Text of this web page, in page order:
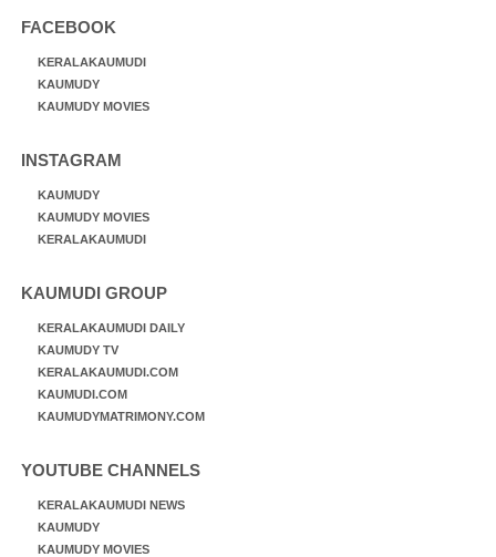
FACEBOOK
KERALAKAUMUDI
KAUMUDY
KAUMUDY MOVIES
INSTAGRAM
KAUMUDY
KAUMUDY MOVIES
KERALAKAUMUDI
KAUMUDI GROUP
KERALAKAUMUDI DAILY
KAUMUDY TV
KERALAKAUMUDI.COM
KAUMUDI.COM
KAUMUDYMATRIMONY.COM
YOUTUBE CHANNELS
KERALAKAUMUDI NEWS
KAUMUDY
KAUMUDY MOVIES